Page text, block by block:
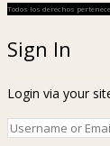
Todos los derechos
Sign In
Login via your